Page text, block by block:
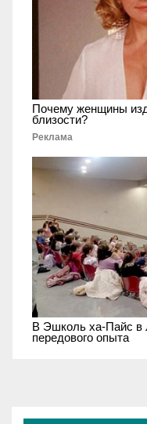
Почему женщины
близости?
Реклама
В Эшколь ха-Пайс в
передового опыта